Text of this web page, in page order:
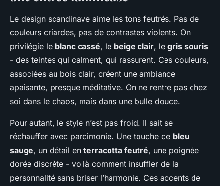
Le design scandinave aime les tons feutrés. Pas de
couleurs criardes, pas de contrastes violents. On
privilégie le blanc cassé, le beige clair, le gris souris
- des teintes qui calment, qui rassurent. Ces couleurs,
associées au bois clair, créent une ambiance
apaisante, presque méditative. On ne rentre pas chez
soi dans le chaos, mais dans une bulle douce.
Pour autant, le style n’est pas froid. Il sait se
réchauffer avec parcimonie. Une touche de bleu
sauge, un détail en terracotta feutré, une poignée
dorée discrète - voilà comment insuffler de la
personnalité sans briser l’harmonie. Ces accents de